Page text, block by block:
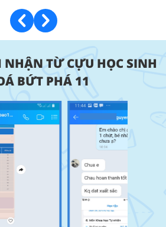
NHẬN TỪ CỰU HỌC SINH
BỨT PHÁ 11